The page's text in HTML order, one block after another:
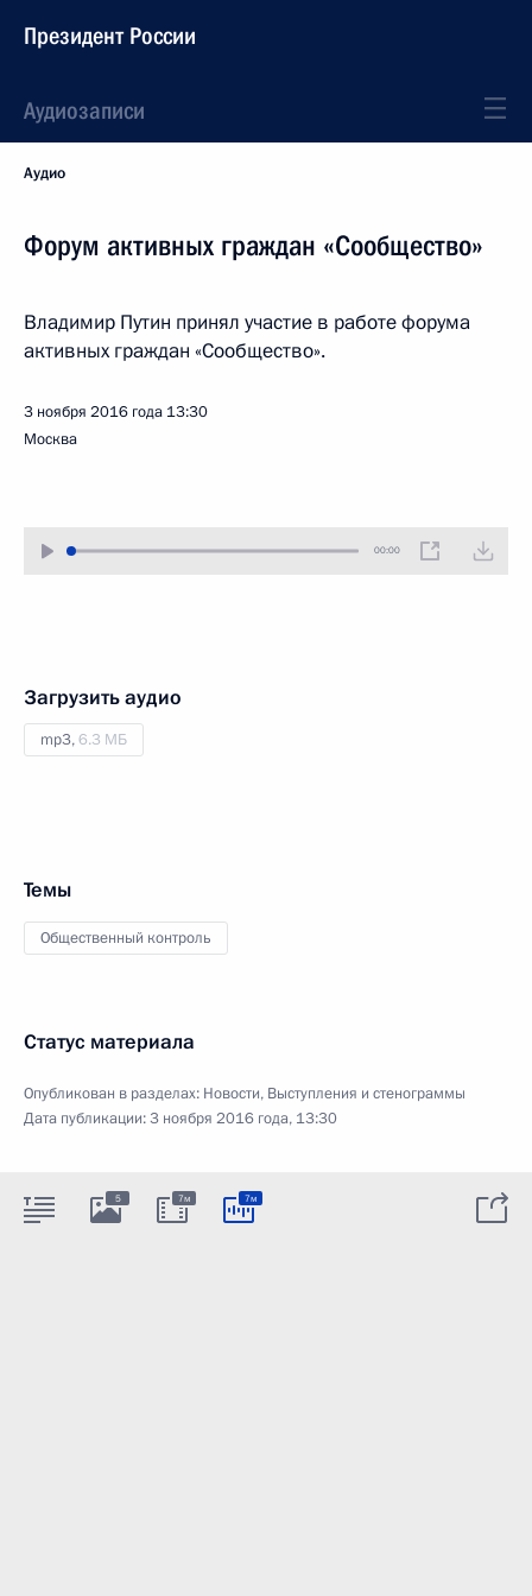
Президент России
Аудиозаписи
Аудио
Форум активных граждан «Сообщество»
Владимир Путин принял участие в работе форума
активных граждан «Сообщество».
3 ноября 2016 года 13:30
Москва
00:00
Загрузить аудио
mp3,6.3 МБ
Темы
Общественный контроль
Статус материала
Опубликован в разделах: Новости, Выступления и стенограммы
Дата публикации:3 ноября 2016 года, 13:30
5 7м 7м